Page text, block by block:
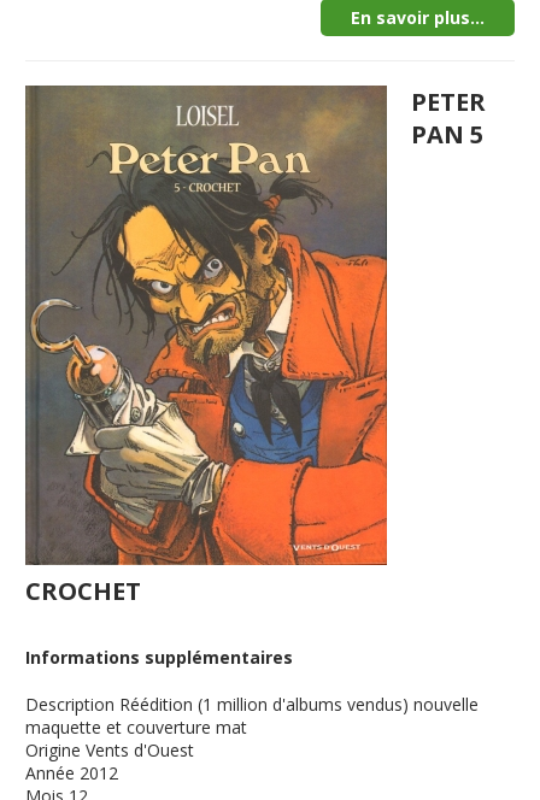
En savoir plus...
PETER
PAN 5
CROCHET
Informations supplémentaires
Description Réédition (1 million d'albums vendus) nouvelle
maquette et couverture mat
Origine Vents d'Ouest
Année 2012